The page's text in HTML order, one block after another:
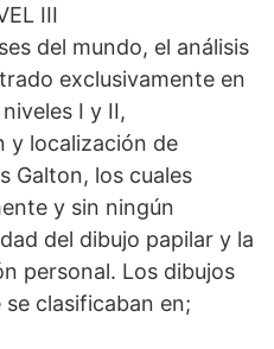
III
del mundo, el análisis
exclusivamente en
I y II,
y localización de
Galton, los cuales
y sin ningún
del dibujo papilar y la
personal. Los dibujos
clasificaban en;